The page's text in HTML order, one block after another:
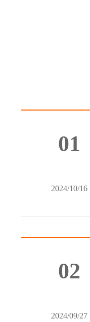
01
2024/10/16
02
2024/09/27